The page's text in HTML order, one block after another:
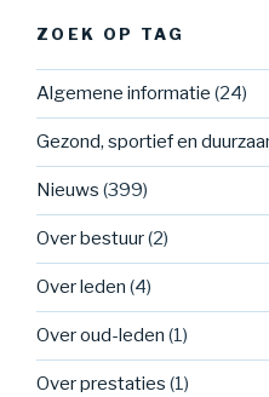
ZOEK OP TAG
Algemene informatie (24)
Gezond, sportief en
Nieuws (399)
Over bestuur(2)
Over leden (4)
Over oud-leden (1)
Over prestaties (1)